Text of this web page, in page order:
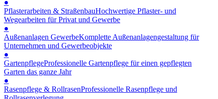
●
Pflasterarbeiten & StraßenbauHochwertige Pflaster- und
Wegearbeiten für Privat und Gewerbe
●
Außenanlagen GewerbeKomplette Außenanlagengestaltung für
Unternehmen und Gewerbeobjekte
●
GartenpflegeProfessionelle Gartenpflege für einen gepflegten
Garten das ganze Jahr
●
Rasenpflege & RollrasenProfessionelle Rasenpflege und